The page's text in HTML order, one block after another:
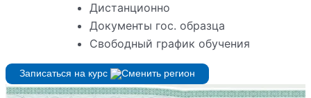
Дистанционно
Документы гос. образца
Свободный график обучения
Записаться на курс